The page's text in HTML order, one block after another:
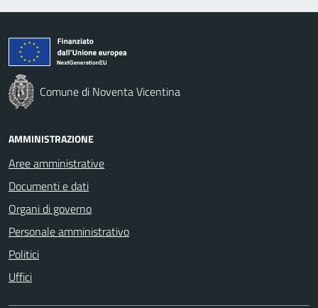
Comune di Noventa Vicentina
AMMINISTRAZIONE
Aree amministrative
Documenti e dati
Organi di governo
Personale amministrativo
Politici
Uffici